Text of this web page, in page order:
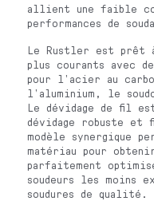
allient une faible
performances de
Le Rustler est prêt
plus courants avec
pour l’acier au
l’aluminium, le
Le dévidage de fil
dévidage robuste et
modèle synergique
matériau pour
parfaitement
soudeurs les moins
soudures de qualité.